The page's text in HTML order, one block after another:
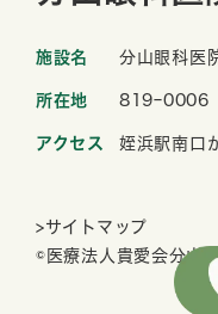
施設名 分山眼科医
所在地 819ｰ0006
アクセス 姪浜駅南口
>サイトマップ
©医療法人貴愛会分山